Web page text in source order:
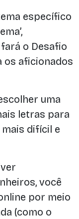
específico
fará o Desafio
os aficionados
uma
letras para
difícil e
você
por meio
(como o